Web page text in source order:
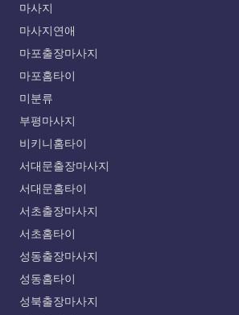
마사지
마사지연애
마포출장마사지
마포홈타이
미분류
부평마사지
비키니홈타이
서대문출장마사지
서대문홈타이
서초출장마사지
서초홈타이
성동출장마사지
성동홈타이
성북출장마사지